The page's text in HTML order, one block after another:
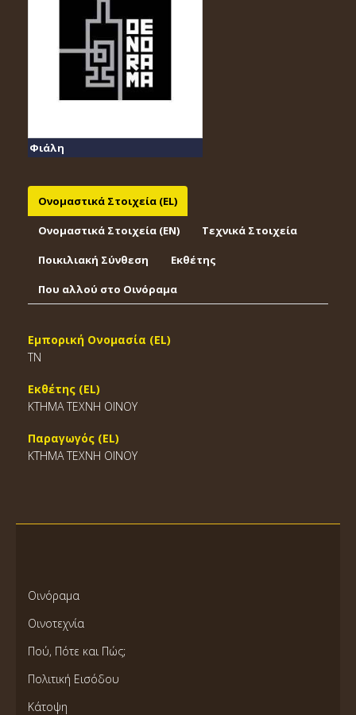
Φιάλη
Ονομαστικά Στοιχεία (EL)
Ονομαστικά Στοιχεία (EΝ) Τεχνικά Στοιχεία
Ποικιλιακή Σύνθεση Εκθέτης
Που αλλού στο Οινόραμα
Εμπορική Ονομασία (EL)
TN
Εκθέτης (EL)
ΚΤΗΜΑ ΤΕΧΝΗ ΟΙΝΟΥ
Παραγωγός (EL)
ΚΤΗΜΑ ΤΕΧΝΗ ΟΙΝΟΥ
Οινόραμα
Οινοτεχνία
Πού, Πότε και Πώς;
Πολιτική Εισόδου
Κάτοψη